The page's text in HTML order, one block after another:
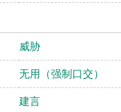
威胁
无用（强制口交）
建言